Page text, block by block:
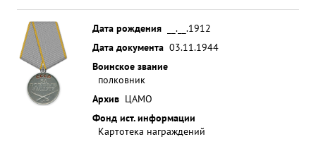
Дата рождения
__.__.1912
Дата документа 03.11.1944
Воинское звание
полковник
Архив ЦАМО
Фонд ист. информации
Картотека награждений